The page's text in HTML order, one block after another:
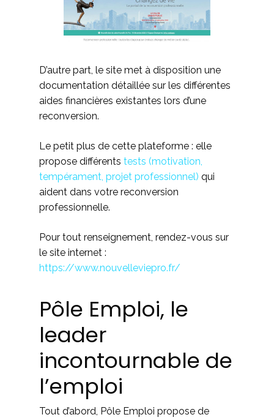
D’autre part, le site met à disposition une
documentation détaillée sur les différentes
aides financières existantes lors d’une
reconversion.
Le petit plus de cette plateforme : elle
propose différents tests (motivation,
tempérament, projet professionnel) qui
aident dans votre reconversion
professionnelle.
Pour tout renseignement, rendez-vous sur
le site internet :
https://www.nouvelleviepro.fr/
Pôle Emploi, le
leader
incontournable de
l’emploi
Tout d’abord, Pôle Emploi propose de